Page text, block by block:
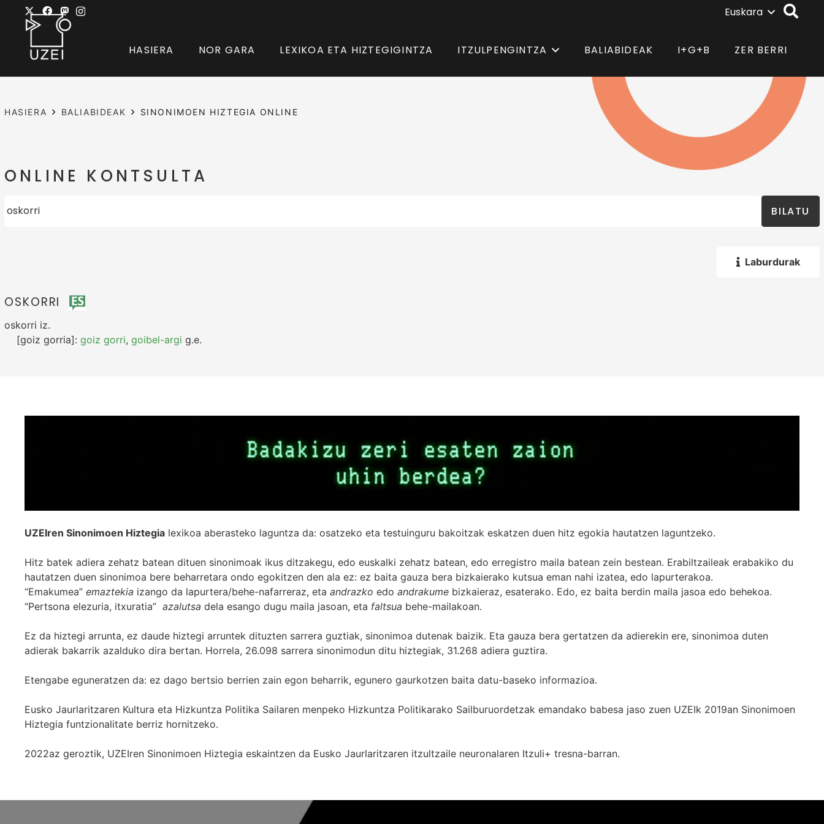
Euskara
HASIERA NOR GARA LEXIKOA ETA HIZTEGIGINTZA ITZULPENGINTZA BALIABIDEAK I+G+B ZER BERRI
HASIERA BALIABIDEAK SINONIMOEN HIZTEGIA ONLINE
ONLINE KONTSULTA
BILATU
Laburdurak
OSKORRI
oskorri iz.
[goiz gorria]: goiz gorri, goibel-argi g.e.
UZEIren Sinonimoen Hiztegia lexikoa aberasteko laguntza da: osatzeko eta testuinguru bakoitzak eskatzen duen hitz egokia hautatzen laguntzeko.
Hitz batek adiera zehatz batean dituen sinonimoak ikus ditzakegu, edo euskalki zehatz batean, edo erregistro maila batean zein bestean. Erabiltzaileak erabakiko du
hautatzen duen sinonimoa bere beharretara ondo egokitzen den ala ez: ez baita gauza bera bizkaierako kutsua eman nahi izatea, edo lapurterakoa.
“Emakumea” emaztekia izango da lapurtera/behe-nafarreraz, eta andrazko edo andrakume bizkaieraz, esaterako. Edo, ez baita berdin maila jasoa edo behekoa.
“Pertsona elezuria, itxuratia” azalutsa dela esango dugu maila jasoan, eta faltsua behe-mailakoan.
Ez da hiztegi arrunta, ez daude hiztegi arruntek dituzten sarrera guztiak, sinonimoa dutenak baizik. Eta gauza bera gertatzen da adierekin ere, sinonimoa duten
adierak bakarrik azalduko dira bertan. Horrela, 26.098 sarrera sinonimodun ditu hiztegiak, 31.268 adiera guztira.
Etengabe eguneratzen da: ez dago bertsio berrien zain egon beharrik, egunero gaurkotzen baita datu-baseko informazioa.
Eusko Jaurlaritzaren Kultura eta Hizkuntza Politika Sailaren menpeko Hizkuntza Politikarako Sailburuordetzak emandako babesa jaso zuen UZEIk 2019an Sinonimoen
Hiztegia funtzionalitate berriz hornitzeko.
2022az geroztik, UZEIren Sinonimoen Hiztegia eskaintzen da Eusko Jaurlaritzaren itzultzaile neuronalaren Itzuli+ tresna-barran.